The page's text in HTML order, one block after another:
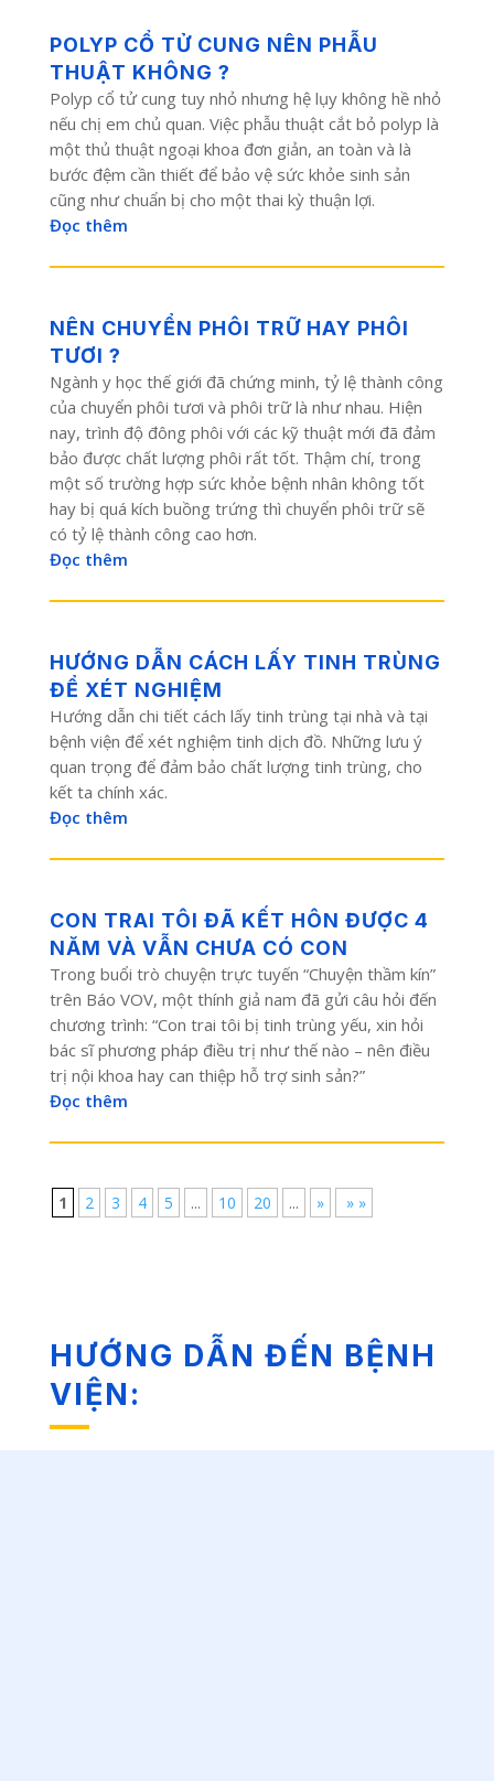
POLYP CỔ TỬ CUNG NÊN PHẪU
THUẬT KHÔNG ?
Polyp cổ tử cung tuy nhỏ nhưng hệ lụy không hề nhỏ
nếu chị em chủ quan. Việc phẫu thuật cắt bỏ polyp là
một thủ thuật ngoại khoa đơn giản, an toàn và là
bước đệm cần thiết để bảo vệ sức khỏe sinh sản
cũng như chuẩn bị cho một thai kỳ thuận lợi.
Đọc thêm
NÊN CHUYỂN PHÔI TRỮ HAY PHÔI
TƯƠI ?
Ngành y học thế giới đã chứng minh, tỷ lệ thành công
của chuyển phôi tươi và phôi trữ là như nhau. Hiện
nay, trình độ đông phôi với các kỹ thuật mới đã đảm
bảo được chất lượng phôi rất tốt. Thậm chí, trong
một số trường hợp sức khỏe bệnh nhân không tốt
hay bị quá kích buồng trứng thì chuyển phôi trữ sẽ
có tỷ lệ thành công cao hơn.
Đọc thêm
HƯỚNG DẪN CÁCH LẤY TINH TRÙNG
ĐỂ XÉT NGHIỆM
Hướng dẫn chi tiết cách lấy tinh trùng tại nhà và tại
bệnh viện để xét nghiệm tinh dịch đồ. Những lưu ý
quan trọng để đảm bảo chất lượng tinh trùng, cho
kết ta chính xác.
Đọc thêm
CON TRAI TÔI ĐÃ KẾT HÔN ĐƯỢC 4
NĂM VÀ VẪN CHƯA CÓ CON
Trong buổi trò chuyện trực tuyến “Chuyện thầm kín”
trên Báo VOV, một thính giả nam đã gửi câu hỏi đến
chương trình: “Con trai tôi bị tinh trùng yếu, xin hỏi
bác sĩ phương pháp điều trị như thế nào – nên điều
trị nội khoa hay can thiệp hỗ trợ sinh sản?”
Đọc thêm
1 2 3 4 5 ... 10 20 ... » » »
HƯỚNG DẪN ĐẾN BỆNH
VIỆN: